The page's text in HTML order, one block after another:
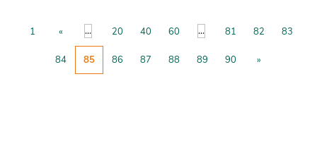
1 « ... 20 40 60 ... 81 82 83
84 85 86 87 88 89 90 »